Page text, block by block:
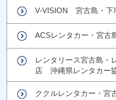
V-VISION 宮古島・下
ACSレンタカー・宮古
レンタリース宮古島・
店 沖縄県レンタカー
ククルレンタカー・宮